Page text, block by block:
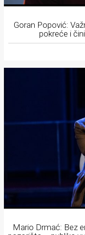
Goran Popović:
pokreće i
Mario Drmać: Bez